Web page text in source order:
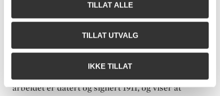
TILLAT ALLE
TILLAT UTVALG
IKKE TILLAT
fra Akershus festning. Utsikten er sett fra
Dronningens batteri, og vestover mot Oscarshall.
Dette maleriet ble malt ferdig i løpet av noen få
uker. Men Sohlberg hadde jobbet med variasjoner
av denne utsikten tidligere, og da valgt å gi motivet
arbeidet er datert og signert 1911, og viser at